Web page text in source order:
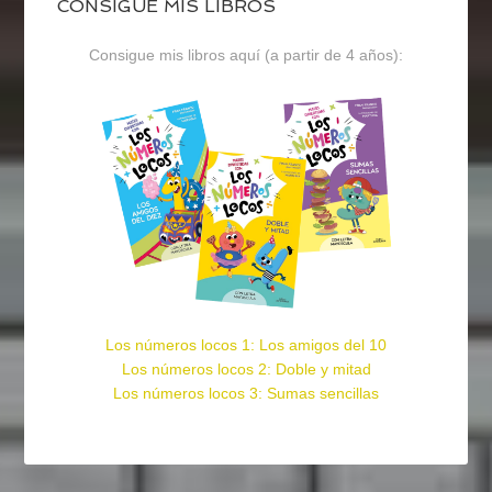
CONSIGUE MIS LIBROS
Consigue mis libros aquí (a partir de 4 años):
Los números locos 1: Los amigos del 10
Los números locos 2: Doble y mitad
Los números locos 3: Sumas sencillas